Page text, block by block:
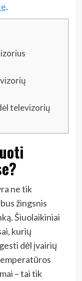
.
televizorių
ne tik
žingsnis
Šiuolaikiniai
kurių
dėl įvairių
– tai tik